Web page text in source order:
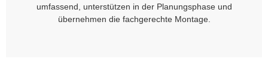
umfassend, unterstützen in der Planungsphase und
übernehmen die fachgerechte Montage.